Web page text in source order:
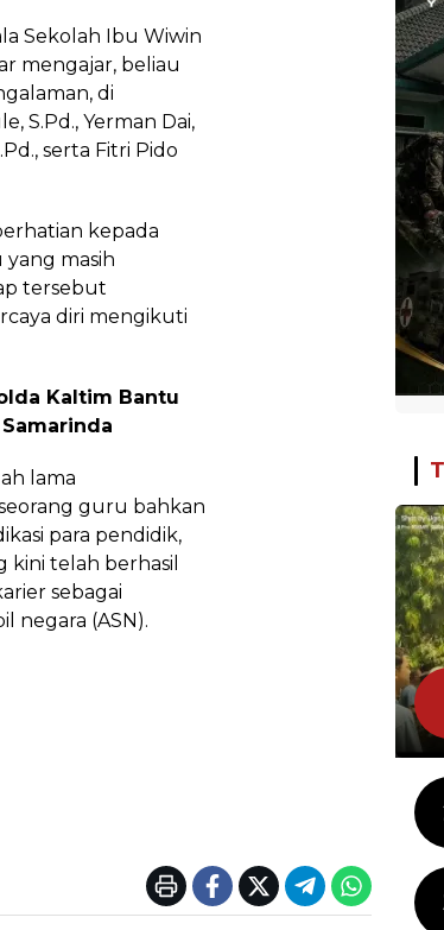
Sekolah Ibu Wiwin
mengajar, beliau
di
S.Pd., Yerman Dai,
serta Fitri Pido
kepada
masih
tersebut
diri mengikuti
Kaltim Bantu
lama
guru bahkan
para pendidik,
kini telah berhasil
sebagai
negara (ASN).